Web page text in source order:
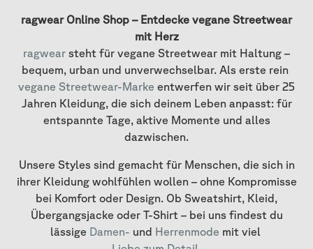
ragwear Online Shop – Entdecke vegane Streetwear
mit Herz
ragwear steht für vegane Streetwear mit Haltung –
bequem, urban und unverwechselbar. Als erste rein
vegane Streetwear-Marke entwerfen wir seit über 25
Jahren Kleidung, die sich deinem Leben anpasst: für
entspannte Tage, aktive Momente und alles
dazwischen.
Unsere Styles sind gemacht für Menschen, die sich in
ihrer Kleidung wohlfühlen wollen – ohne Kompromisse
bei Komfort oder Design. Ob Sweatshirt, Kleid,
Übergangsjacke oder T-Shirt – bei uns findest du
lässige Damen- und Herrenmode mit viel